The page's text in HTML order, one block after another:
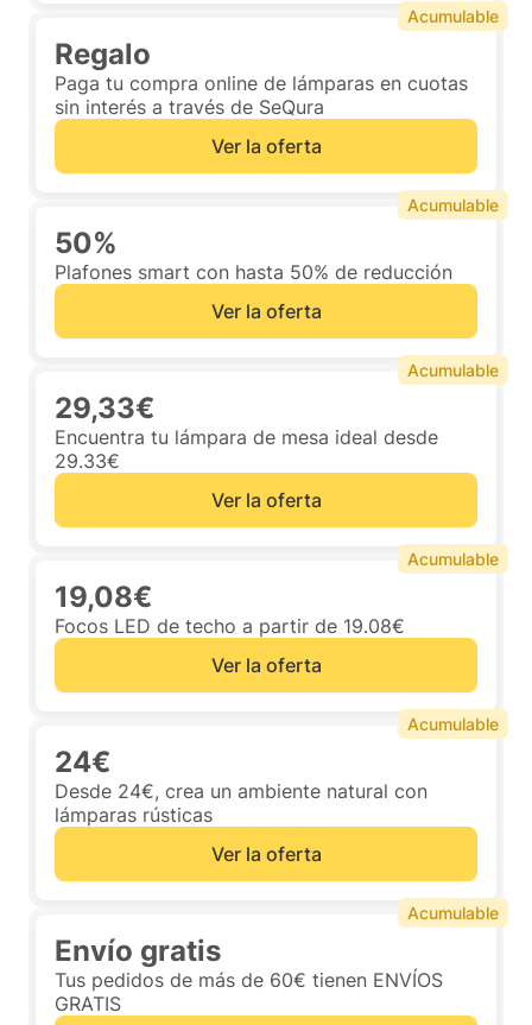
Regalo
Paga tu compra online de lámparas en cuotas
sin interés a través de SeQura
Ver la oferta
Acumulable
50%
Plafones smart con hasta 50% de reducción
Ver la oferta
Acumulable
29,33€
Encuentra tu lámpara de mesa ideal desde
29.33€
Ver la oferta
Acumulable
19,08€
Focos LED de techo a partir de 19.08€
Ver la oferta
Acumulable
24€
Desde 24€, crea un ambiente natural con
lámparas rústicas
Ver la oferta
Acumulable
Envío gratis
Tus pedidos de más de 60€ tienen ENVÍOS
GRATIS
Acumulable